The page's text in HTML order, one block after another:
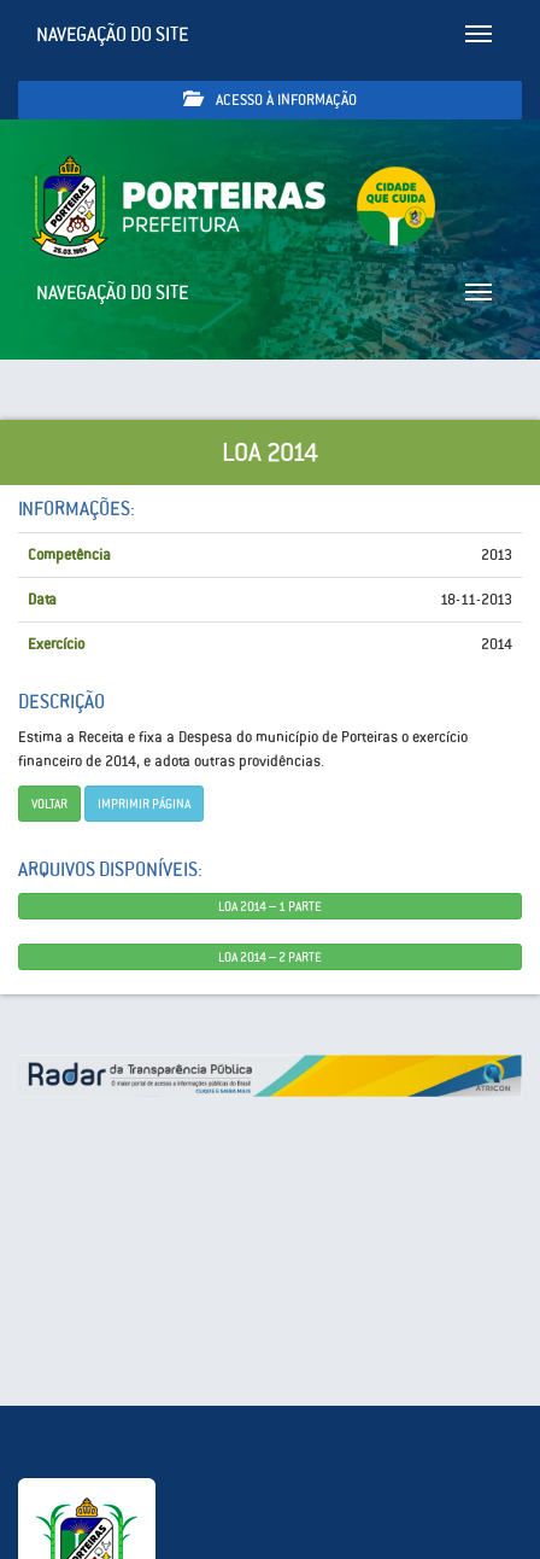
Toggle
NAVEGAÇÃO DO SITE
ACESSO À INFORMAÇÃO
Toggle
NAVEGAÇÃO DO SITE
LOA 2014
INFORMAÇÕES:
Competência 2013
Data 18-11-2013
Exercício 2014
DESCRIÇÃO
Estima a Receita e fixa a Despesa do município de Porteiras o exercício
financeiro de 2014, e adota outras providências.
VOLTAR IMPRIMIR PÁGINA
ARQUIVOS DISPONÍVEIS:
LOA 2014 – 1 PARTE
LOA 2014 – 2 PARTE